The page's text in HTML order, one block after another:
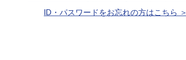
ID・パスワードをお忘れの方はこちら ＞